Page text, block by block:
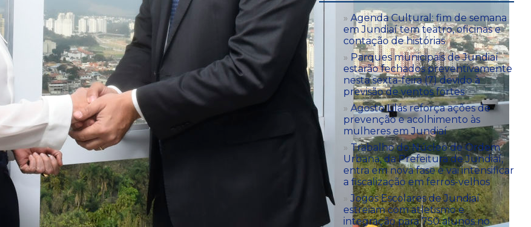
Agenda Cultural: fim de semana
em Jundiaí tem teatro, oficinas e
contação de histórias
Parques municipais de Jundiaí
estarão fechados preventivamente
nesta sexta-feira (7) devido à
previsão de ventos fortes
Agosto Lilás reforça ações de
prevenção e acolhimento às
mulheres em Jundiaí
Trabalho do Núcleo de Ordem
Urbana, da Prefeitura de Jundiaí,
entra em nova fase e vai intensificar
a fiscalização em ferros-velhos
Jogos Escolares de Jundiaí
estreiam com atletismo e
integração para 750 alunos no